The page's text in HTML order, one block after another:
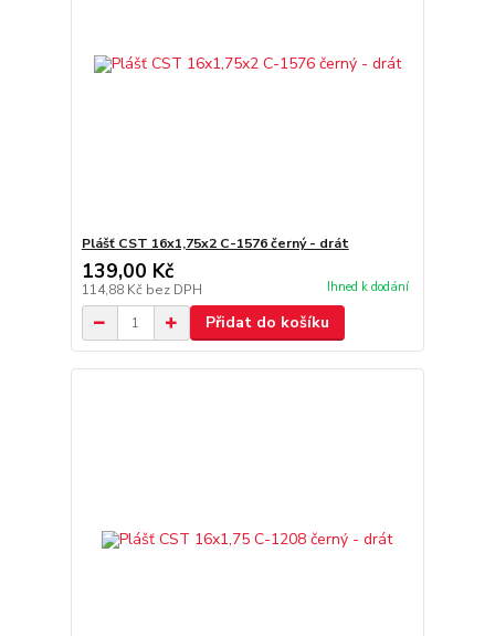
Plášť CST 16x1,75x2 C-1576 černý - drát
139,00 Kč
114,88 Kč bez DPH Ihned k dodání
Přidat do košíku